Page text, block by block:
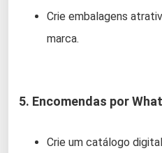
Crie embalagens
marca.
5. Encomendas por
Crie um catálogo